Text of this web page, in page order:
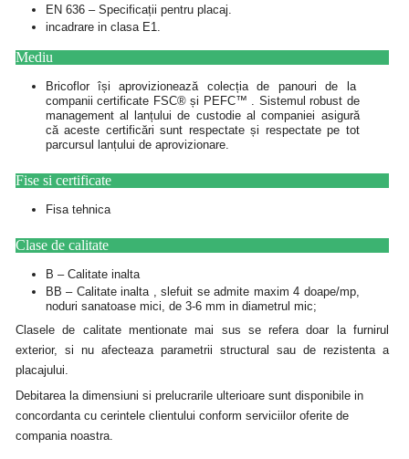
EN 636 – Specificații pentru placaj.
incadrare in clasa E1.
Mediu
Bricoflor își aprovizionează colecția de panouri de la
companii certificate FSC® și PEFC™ . Sistemul robust de
management al lanțului de custodie al companiei asigură
că aceste certificări sunt respectate și respectate pe tot
parcursul lanțului de aprovizionare.
Fise si certificate
Fisa tehnica
Clase de calitate
B – Calitate inalta
BB – Calitate inalta , slefuit se admite maxim 4 doape/mp,
noduri sanatoase mici, de 3-6 mm in diametrul mic;
Clasele de calitate mentionate mai sus se refera doar la furnirul
exterior, si nu afecteaza parametrii structural sau de rezistenta a
placajului.
Debitarea la dimensiuni si prelucrarile ulterioare sunt disponibile in
concordanta cu cerintele clientului conform serviciilor oferite de
compania noastra.